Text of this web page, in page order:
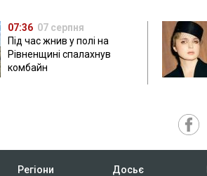
07:36 07 серпня
Під час жнив у полі на
Рівненщині спалахнув
комбайн
Регіони Досьє